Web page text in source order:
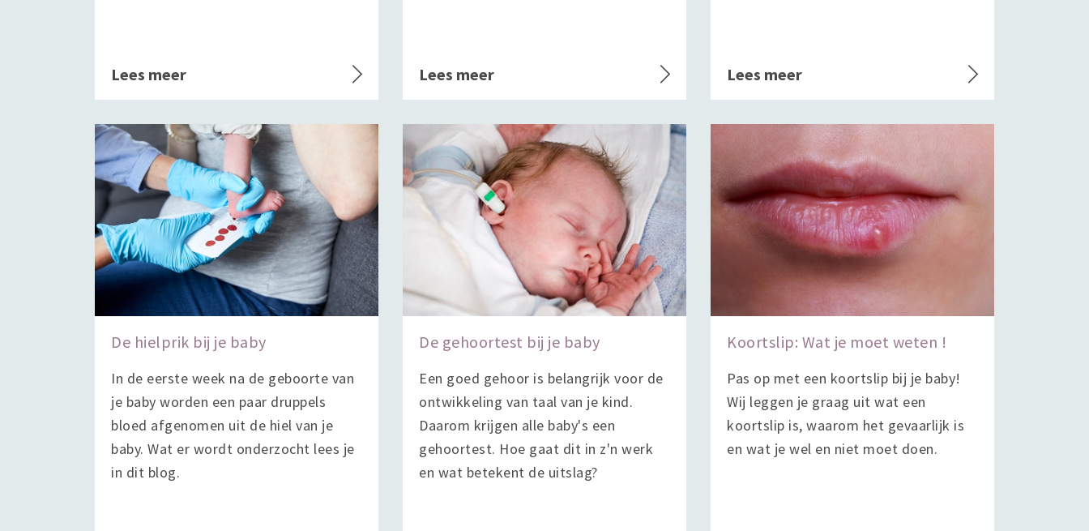
Lees meer Lees meer Lees meer
De hielprik bij je baby
In de eerste week na de geboorte van
je baby worden een paar druppels
bloed afgenomen uit de hiel van je
baby. Wat er wordt onderzocht lees je
in dit blog.
De gehoortest bij je baby
Een goed gehoor is belangrijk voor de
ontwikkeling van taal van je kind.
Daarom krijgen alle baby's een
gehoortest. Hoe gaat dit in z'n werk
en wat betekent de uitslag?
Koortslip: Wat je moet weten !
Pas op met een koortslip bij je baby!
Wij leggen je graag uit wat een
koortslip is, waarom het gevaarlijk is
en wat je wel en niet moet doen.